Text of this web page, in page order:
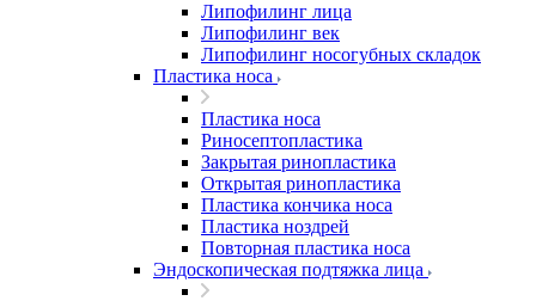
Липофилинг лица
Липофилинг век
Липофилинг носогубных складок
Пластика носа
Пластика носа
Риносептопластика
Закрытая ринопластика
Открытая ринопластика
Пластика кончика носа
Пластика ноздрей
Повторная пластика носа
Эндоскопическая подтяжка лица